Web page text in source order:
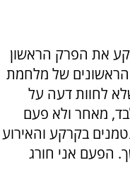
את הפרק הראשון
של מלחמת
לחוות דעה על
מאחר ולא פעם
בקרקע והאירוע
הפעם אני חורג